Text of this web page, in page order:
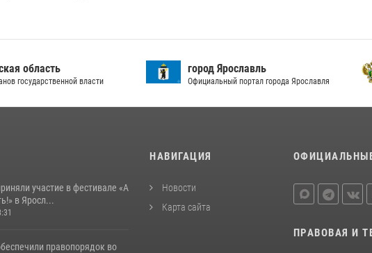
область
государственной власти
город Ярославль
Официальный портал города Ярославля
участие в фестивале «А
в Яросл...
правопорядок во
НАВИГАЦИЯ
Новости
Карта сайта
ПРАВОВАЯ И